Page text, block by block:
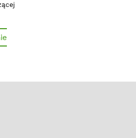
działa od 2002 r.
swoich członków.
którego można